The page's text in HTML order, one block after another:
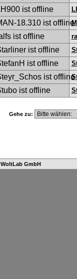
Gehe zu:
WoltLab GmbH